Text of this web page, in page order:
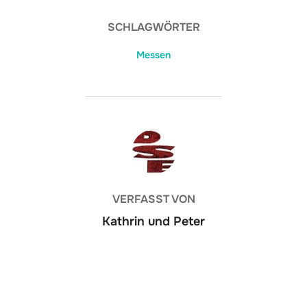
SCHLAGWÖRTER
Messen
BEITRAGSAUTOR
VERFASST VON
Kathrin und Peter